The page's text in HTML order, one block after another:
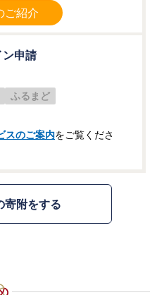
ご紹介
ン申請
ふるまど
スのご案内をご覧くださ
寄附をする